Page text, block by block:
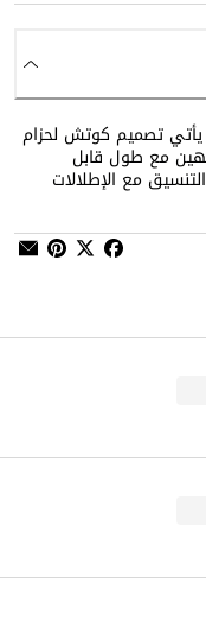
يأتي تصميم كوتش لحزام
مع طول قابل
مع الإطلالات